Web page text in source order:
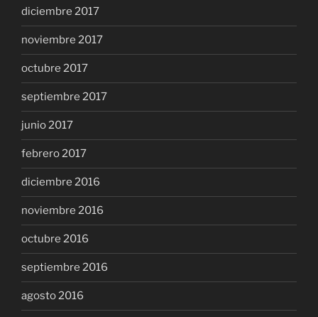
diciembre 2017
noviembre 2017
octubre 2017
septiembre 2017
junio 2017
febrero 2017
diciembre 2016
noviembre 2016
octubre 2016
septiembre 2016
agosto 2016